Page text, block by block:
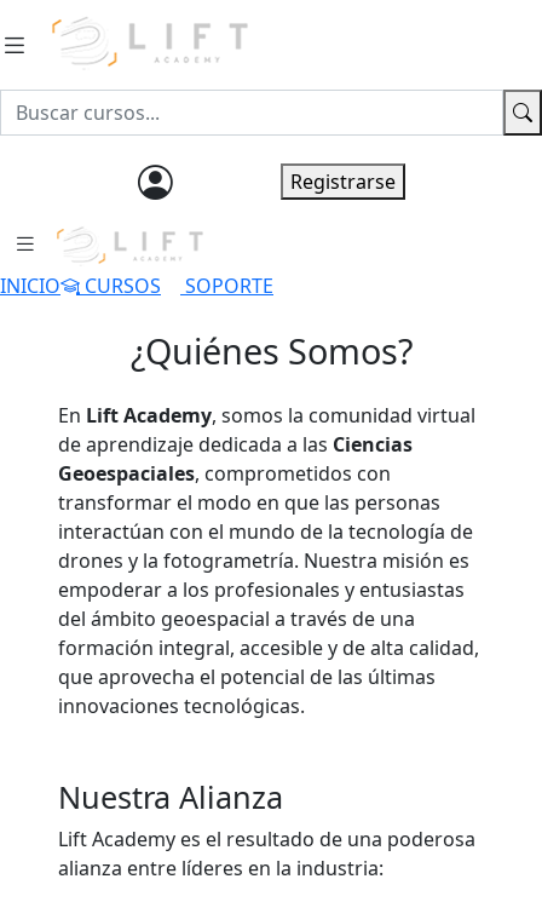
Registrarse
INICIO CURSOS SOPORTE
¿Quiénes Somos?
En Lift Academy, somos la comunidad virtual
de aprendizaje dedicada a las Ciencias
Geoespaciales, comprometidos con
transformar el modo en que las personas
interactúan con el mundo de la tecnología de
drones y la fotogrametría. Nuestra misión es
empoderar a los profesionales y entusiastas
del ámbito geoespacial a través de una
formación integral, accesible y de alta calidad,
que aprovecha el potencial de las últimas
innovaciones tecnológicas.
Nuestra Alianza
Lift Academy es el resultado de una poderosa
alianza entre líderes en la industria: